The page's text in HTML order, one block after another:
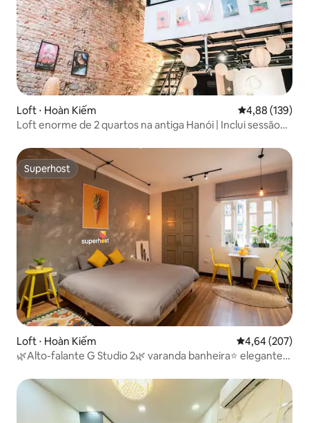
Loft ⋅ Hoàn Kiếm 4,88 de uma
4,88 (139)
Loft enorme de 2 quartos na antiga Hanói | Inclui sessão
Superhost
Superhost
Loft ⋅ Hoàn Kiếm 4,64 de uma
4,64 (207)
🌿Alto-falante G Studio 2🌿 varanda banheira⭐️ elegante⭐️